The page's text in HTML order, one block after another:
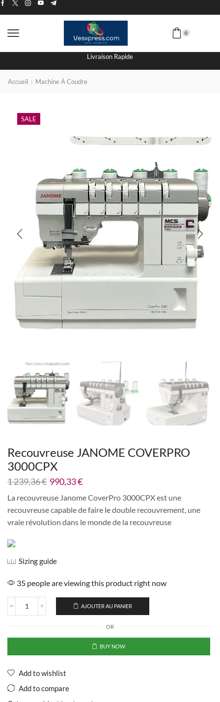
0
Livraison Rapide
Accueil Machine À Coudre
SALE
Recouvreuse JANOME COVERPRO
3000CPX
1 239,36€ 990,33€
La recouvreuse Janome CoverPro 3000CPX est une
recouvreuse capable de faire le double recouvrement, une
vraie révolution dans le monde de la recouvreuse
Sizing guide
35 people are viewing this product right now
AJOUTER AU PANIER
OR
BUY NOW
Add to wishlist
Add to compare